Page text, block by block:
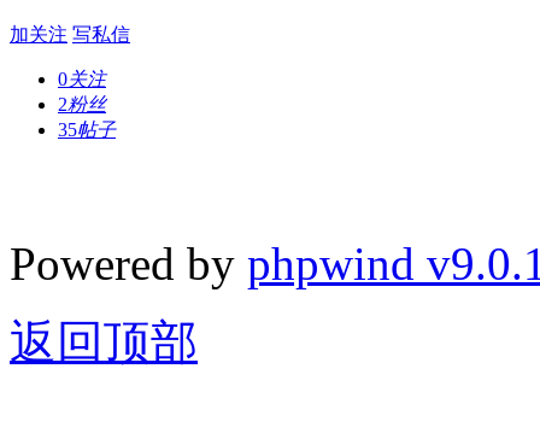
加关注 写私信
0关注
2粉丝
35帖子
Powered by phpwind
返回顶部